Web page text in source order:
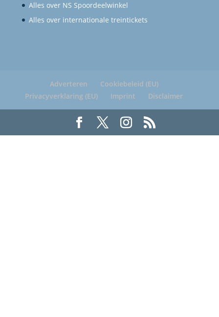
Alles over NS Spoordeelwinkel
Alles over internationale treintickets
Adverteren
Cookiebeleid (EU)
Privacyverklaring (EU)
Imprint Disclaimer